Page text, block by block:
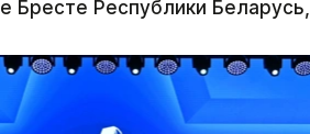
Бресте Республики